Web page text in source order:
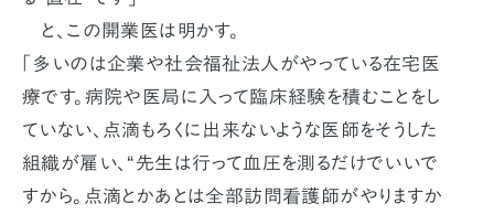
と、この開業医は明かす。
「多いのは企業や社会福祉法人がやっている在宅医
療です。病院や医局に入って臨床経験を積むことをし
ていない、点滴もろくに出来ないような医師をそうした
組織が雇い、“先生は行って血圧を測るだけでいいで
すから。点滴とかあとは全部訪問看護師がやりますか